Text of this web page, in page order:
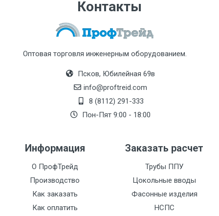
Контакты
Оптовая торговля инженерным оборудованием.
Псков, Юбилейная 69в
info@proftreid.com
8 (8112) 291-333
Пон-Пят 9:00 - 18:00
Информация
О ПрофТрейд
Производство
Как заказать
Как оплатить
Заказать расчет
Трубы ППУ
Цокольные вводы
Фасонные изделия
НСПС